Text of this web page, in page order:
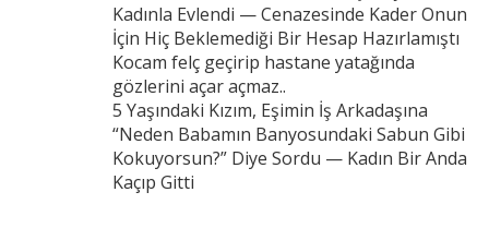
Kadınla Evlendi — Cenazesinde Kader Onun
İçin Hiç Beklemediği Bir Hesap Hazırlamıştı
Kocam felç geçirip hastane yatağında
gözlerini açar açmaz..
5 Yaşındaki Kızım, Eşimin İş Arkadaşına
“Neden Babamın Banyosundaki Sabun Gibi
Kokuyorsun?” Diye Sordu — Kadın Bir Anda
Kaçıp Gitti